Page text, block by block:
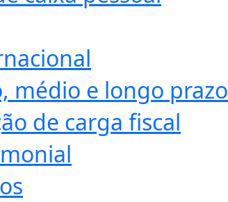
médio e longo prazo
de carga fiscal